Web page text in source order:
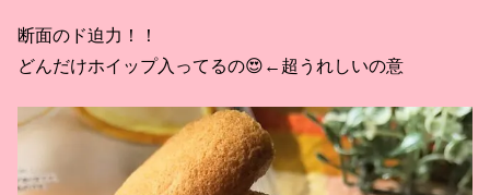
断面のド迫力！！
どんだけホイップ入ってるの😍←超うれしいの意